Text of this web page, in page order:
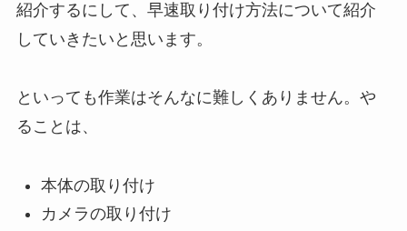
紹介するにして、早速取り付け方法について紹介
していきたいと思います。
といっても作業はそんなに難しくありません。や
ることは、
本体の取り付け
カメラの取り付け